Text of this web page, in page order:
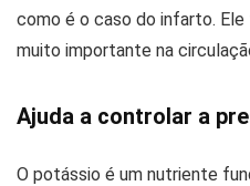
como é o caso do infarto.
muito importante na
Ajuda a controlar a
O potássio é um nutriente